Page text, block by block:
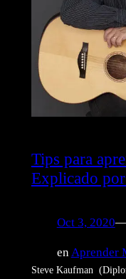
Tips para
Explicado
Oct 3, 2020
enAprender
Steve Kaufman